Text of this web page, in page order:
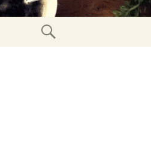
Zoeken